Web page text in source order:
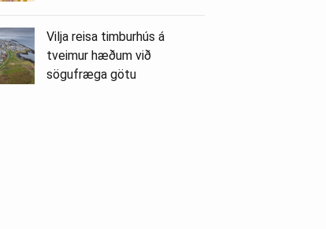
Vilja reisa timburhús á
tveimur hæðum við
sögufræga götu